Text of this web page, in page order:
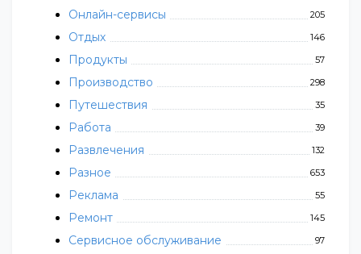
Онлайн-сервисы 205
Отдых 146
Продукты 57
Производство 298
Путешествия 35
Работа 39
Развлечения 132
Разное 653
Реклама 55
Ремонт 145
Сервисное обслуживание 97